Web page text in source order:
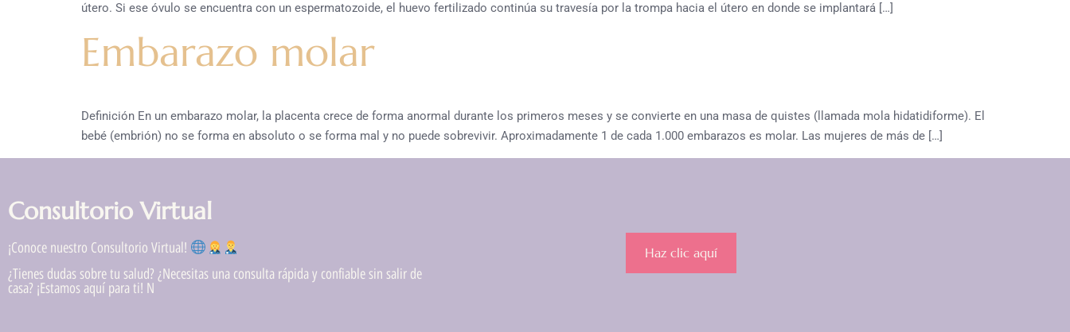
útero. Si ese óvulo se encuentra con un espermatozoide, el huevo fertilizado continúa su travesía por la trompa hacia el útero en donde se implantará […]
Embarazo molar
Definición En un embarazo molar, la placenta crece de forma anormal durante los primeros meses y se convierte en una masa de quistes (llamada mola hidatidiforme). El
bebé (embrión) no se forma en absoluto o se forma mal y no puede sobrevivir. Aproximadamente 1 de cada 1.000 embarazos es molar. Las mujeres de más de […]
Consultorio Virtual
¡Conoce nuestro Consultorio Virtual!
¿Tienes dudas sobre tu salud? ¿Necesitas una consulta rápida y confiable sin salir de
casa? ¡Estamos aquí para ti! N
Haz clic aquí